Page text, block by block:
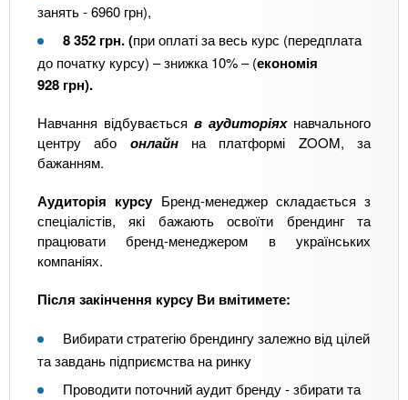
занять - 6960 грн),
8 352 грн.(при оплаті за весь курс (передплата
до початку курсу) – знижка 10% – (економія
928 грн).
Навчання відбувається в аудиторіяхнавчального
центру або онлайнна платформі ZOOM, за
бажанням.
Аудиторія курсуБренд-менеджер складається з
спеціалістів, які бажають освоїти брендинг та
працювати бренд-менеджером в українських
компаніях.
Після закінчення курсу Ви вмітимете:
Вибирати стратегію брендингу залежно від цілей
та завдань підприємства на ринку
Проводити поточний аудит бренду - збирати та